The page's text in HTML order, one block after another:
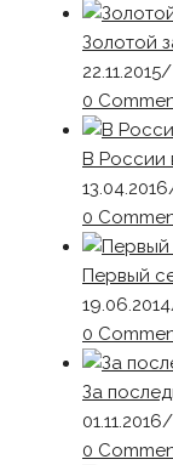
Золотой
22.11.2015/
0
В России
13.04.2016
0
Первый
19.06.2014
0
За
01.11.2016/
0